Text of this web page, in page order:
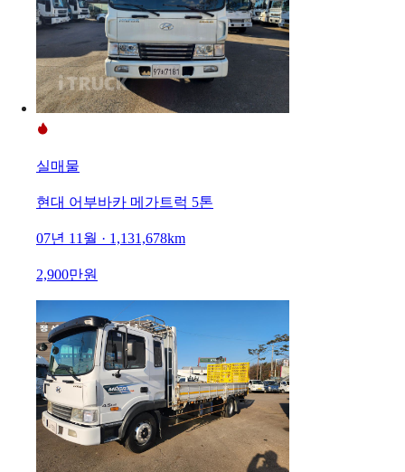
실매물
현대 어부바카 메가트럭 5톤
07년 11월 · 1,131,678km
2,900만원